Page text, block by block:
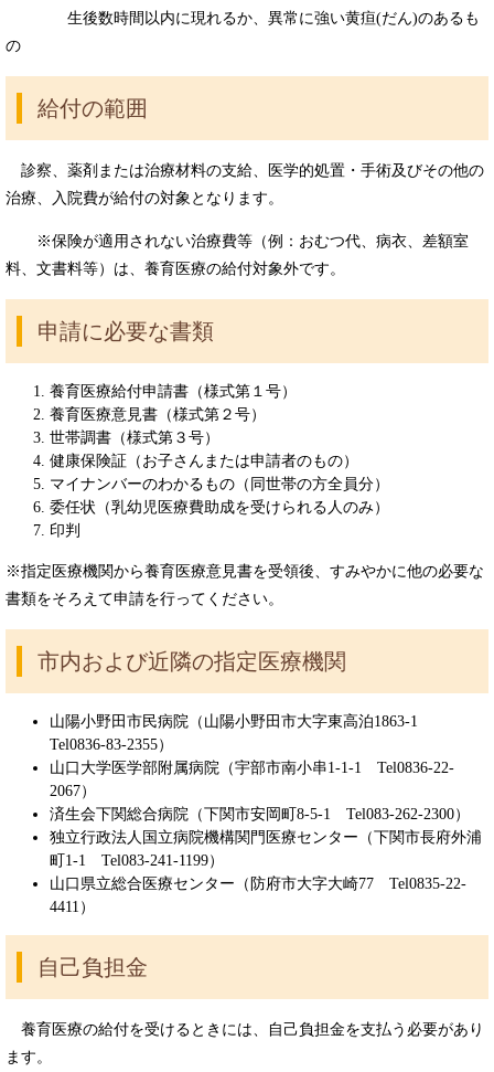
生後数時間以内に現れるか、異常に強い黄疸(だん)のあるも
の
給付の範囲
診察、薬剤または治療材料の支給、医学的処置・手術及びその他の
治療、入院費が給付の対象となります。
※保険が適用されない治療費等（例：おむつ代、病衣、差額室
料、文書料等）は、養育医療の給付対象外です。
申請に必要な書類
養育医療給付申請書（様式第１号）
養育医療意見書（様式第２号）
世帯調書（様式第３号）
健康保険証（お子さんまたは申請者のもの）
マイナンバーのわかるもの（同世帯の方全員分）
委任状（乳幼児医療費助成を受けられる人のみ）
印判
※指定医療機関から養育医療意見書を受領後、すみやかに他の必要な
書類をそろえて申請を行ってください。
市内および近隣の指定医療機関
山陽小野田市民病院（山陽小野田市大字東高泊1863-1
Tel0836-83-2355）
山口大学医学部附属病院（宇部市南小串1-1-1 Tel0836-22-
2067）
済生会下関総合病院（下関市安岡町8-5-1 Tel083-262-2300）
独立行政法人国立病院機構関門医療センター（下関市長府外浦
町1-1 Tel083-241-1199）
山口県立総合医療センター（防府市大字大崎77 Tel0835-22-
4411）
自己負担金
養育医療の給付を受けるときには、自己負担金を支払う必要があり
ます。